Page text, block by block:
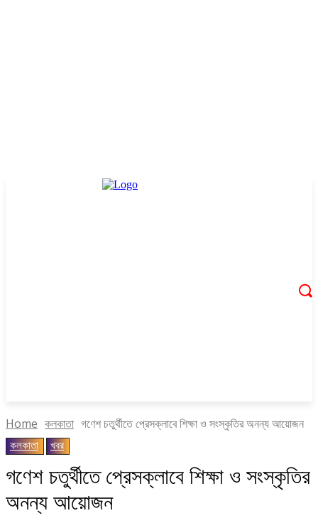
Home কলকাতা গণেশ চতুর্থীতে প্রেসক্লাবে শিক্ষা ও সংস্কৃতির অনন্য আয়োজন
কলকাতা খবর
গণেশ চতুর্থীতে প্রেসক্লাবে শিক্ষা ও সংস্কৃতির
অনন্য আয়োজন